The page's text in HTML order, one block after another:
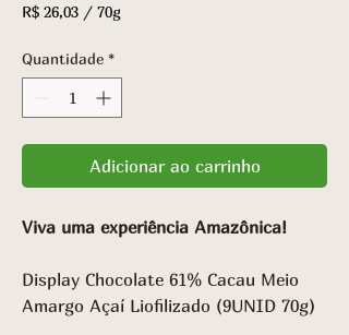
R$ 26,03 / 70g
por
70
gramas
Quantidade *
Adicionar ao carrinho
Viva uma experiência Amazônica!
Display Chocolate 61% Cacau Meio
Amargo Açaí Liofilizado (9UNID 70g)